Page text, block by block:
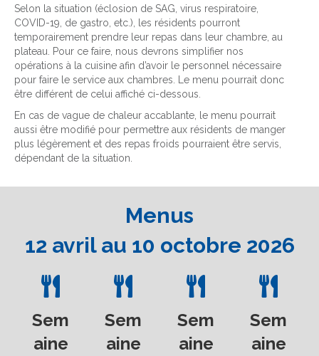
Selon la situation (éclosion de SAG, virus respiratoire,
COVID-19, de gastro, etc.), les résidents pourront
temporairement prendre leur repas dans leur chambre, au
plateau. Pour ce faire, nous devrons simplifier nos
opérations à la cuisine afin d’avoir le personnel nécessaire
pour faire le service aux chambres. Le menu pourrait donc
être différent de celui affiché ci-dessous.
En cas de vague de chaleur accablante, le menu pourrait
aussi être modifié pour permettre aux résidents de manger
plus légèrement et des repas froids pourraient être servis,
dépendant de la situation.
Menus
12 avril au 10 octobre 2026
Sem
aine
Sem
aine
Sem
aine
Sem
aine